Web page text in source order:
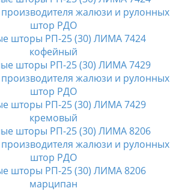
шторы РП-25 (30) ЛИМА 7424
кофейный
шторы РП-25 (30) ЛИМА 7429
кремовый
шторы РП-25 (30) ЛИМА 8206
марципан